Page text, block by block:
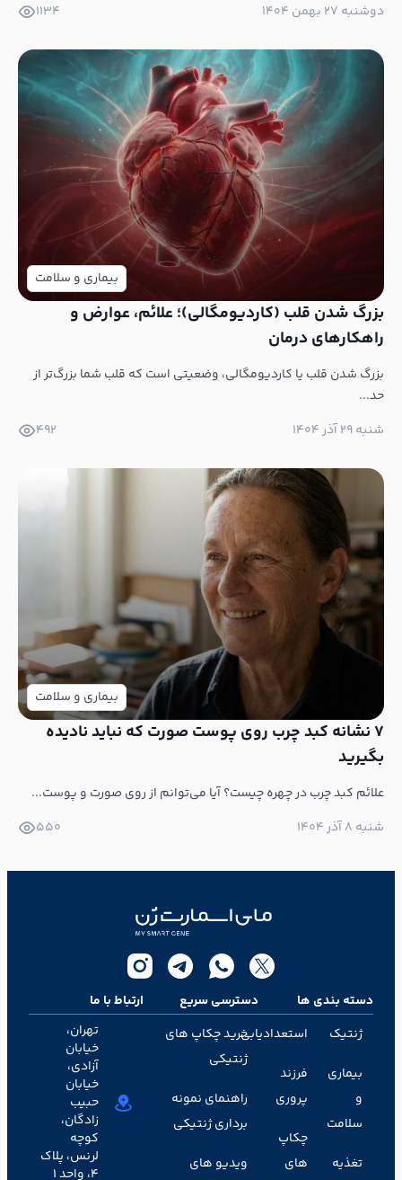
دوشنبه ۲۷ بهمن ۱۴۰۴
1134
بیماری و سلامت
بزرگ شدن قلب (کاردیومگالی)؛ علائم، عوارض و
راهکارهای درمان
بزرگ شدن قلب یا کاردیومگالی، وضعیتی است که قلب شما بزرگ‌تر از
حد...
شنبه ۲۹ آذر ۱۴۰۴
492
بیماری و سلامت
7 نشانه کبد چرب روی پوست صورت که نباید نادیده
بگیرید
علائم کبد چرب در چهره چیست؟ آیا می‌توانم از روی صورت و پوست...
شنبه ۸ آذر ۱۴۰۴
550
دسته بندی ها
ژنتیک
بیماری
و
سلامت
تغذیه
استعدادیابی
فرزند
پروری
چکاپ
های
دسترسی سریع
خرید چکاپ های
ژنتیکی
راهنمای نمونه
برداری ژنتیکی
ویدیو های
ارتباط با ما
تهران،
خیابان
آزادی،
خیابان
حبیب
زادگان،
کوچه
لرنس، پلاک
۴، واحد ۱